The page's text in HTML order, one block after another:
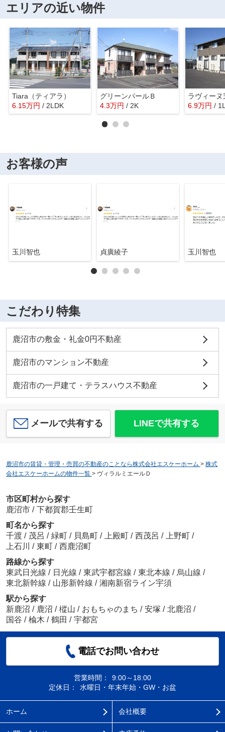
エリアの近い物件
Tiara（ティアラ）
6.15万円 / 2LDK
グリーンパールＢ
4.3万円 / 2K
ラヴィーヌ
6.9万円 /
お客様の声
玉川智也 貞廣綾子 玉川智也
こだわり特集
鹿沼市の敷金・礼金0円不動産
鹿沼市のマンション不動産
鹿沼市の一戸建て・テラスハウス不動産
メールで共有する LINEで共有する
鹿沼市の賃貸・管理・売買の不動産のことなら株式会社エスケーホーム > 株式
会社エスケーホームの物件一覧 > ヴィラルミエールＤ
市区町村から探す
鹿沼市 / 下都賀郡壬生町
町名から探す
千渡 / 茂呂 / 緑町 / 貝島町 / 上殿町 / 西茂呂 / 上野町 /
上石川 / 東町 / 西鹿沼町
路線から探す
東武日光線 / 日光線 / 東武宇都宮線 / 東北本線 / 烏山線 /
東北新幹線 / 山形新幹線 / 湘南新宿ライン宇須
駅から探す
新鹿沼 / 鹿沼 / 樅山 / おもちゃのまち / 安塚 / 北鹿沼 /
国谷 / 楡木 / 鶴田 / 宇都宮
電話でお問い合わせ
営業時間：
9:00～18:00
定休日：
水曜日・年末年始・GW・お盆
ホーム 会社概要